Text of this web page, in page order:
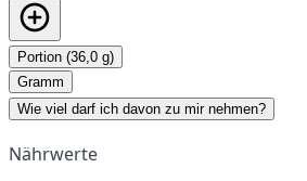
Portion (36,0 g)
Gramm
Wie viel darf ich davon zu mir nehmen?
Nährwerte